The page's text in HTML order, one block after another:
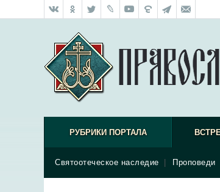
РУБРИКИ ПОРТАЛА
Святоотеческое наследие Проповеди